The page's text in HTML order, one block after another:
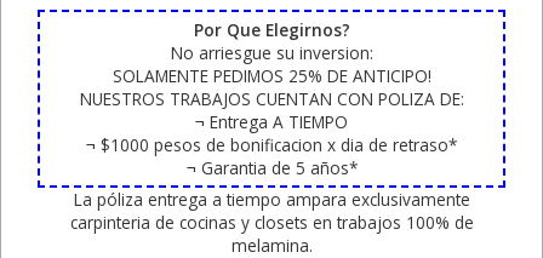
Por Que Elegirnos?
No arriesgue su inversion:
SOLAMENTE PEDIMOS 25% DE ANTICIPO!
NUESTROS TRABAJOS CUENTAN CON POLIZA DE:
¬ Entrega A TIEMPO
¬ $1000 pesos de bonificacion x dia de retraso*
¬ Garantia de 5 años*
La póliza entrega a tiempo ampara exclusivamente
carpinteria de cocinas y closets en trabajos 100% de
melamina.